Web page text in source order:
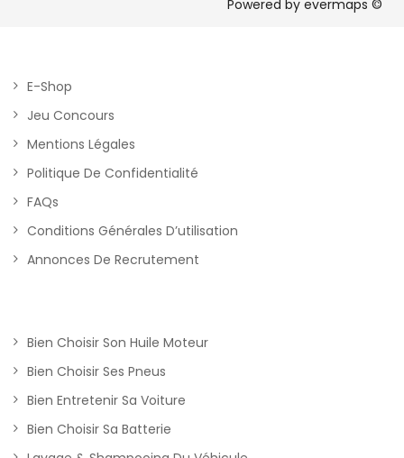
Powered by evermaps ©
E-Shop
Jeu Concours
Mentions Légales
Politique De Confidentialité
FAQs
Conditions Générales D’utilisation
Annonces De Recrutement
Bien Choisir Son Huile Moteur
Bien Choisir Ses Pneus
Bien Entretenir Sa Voiture
Bien Choisir Sa Batterie